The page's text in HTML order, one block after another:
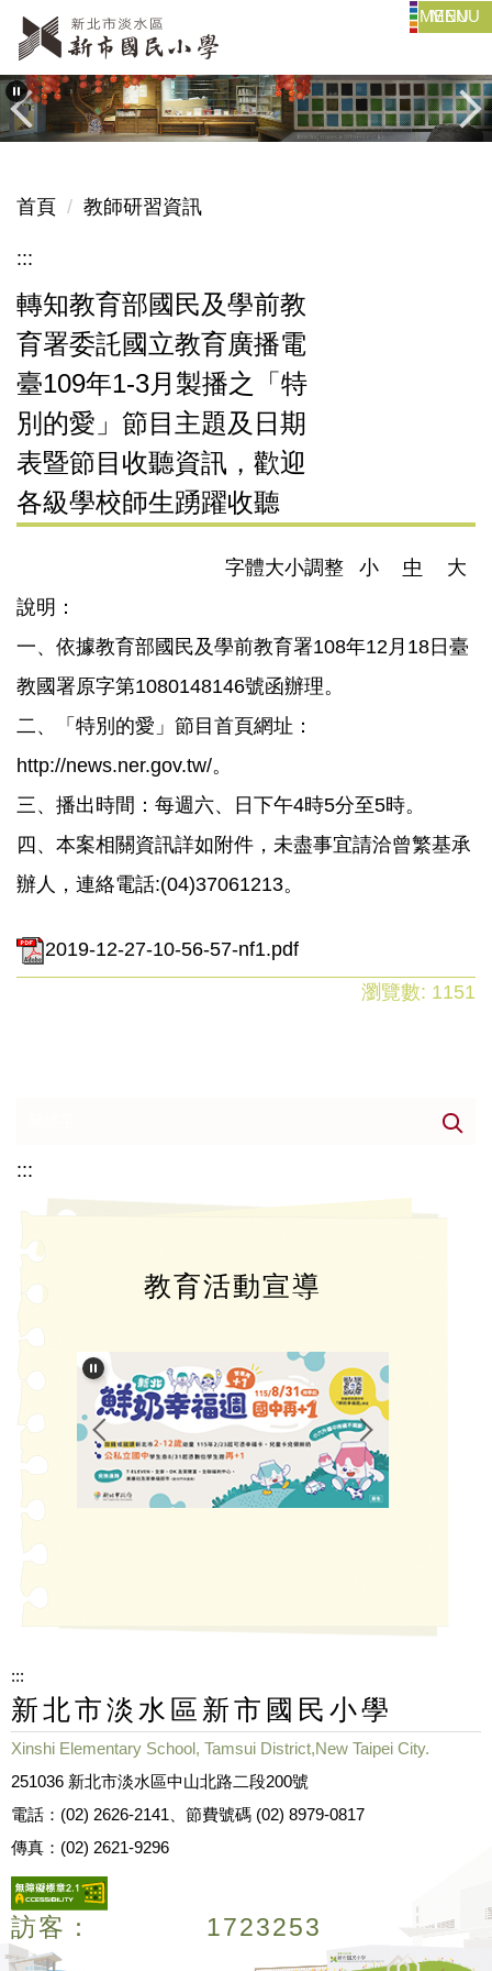
跳
到
主
要
內
區
MENU
首頁 教師研習資訊
:::
轉知教育部國民及學前教
育署委託國立教育廣播電
臺109年1-3月製播之「特
別的愛」節目主題及日期
表暨節目收聽資訊，歡迎
各級學校師生踴躍收聽
字體大小調整 小 中
大
說明：
一、依據教育部國民及學前教育署108年12月18日臺
教國署原字第1080148146號函辦理。
二、「特別的愛」節目首頁網址：
http://news.ner.gov.tw/。
三、播出時間：每週六、日下午4時5分至5時。
四、本案相關資訊詳如附件，未盡事宜請洽曾繁基承
辦人，連絡電話:(04)37061213。
2019-12-27-10-56-57-nf1.pdf
瀏覽數: 1151
:::
教育活動宣導
:::
新北市淡水區新市國民小學
Xinshi Elementary School, Tamsui District,New Taipei City.
251036 新北市淡水區中山北路二段200號
電話：(02) 2626-2141、節費號碼 (02) 8979-0817
傳真：(02) 2621-9296
訪客： 1723253